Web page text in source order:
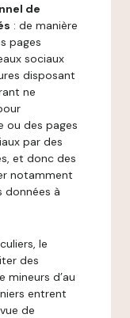
de
: de manière
pages
sociaux
disposant
ne
ou des pages
par des
et donc des
notamment
données à
le
des
mineurs d’au
entrent
de